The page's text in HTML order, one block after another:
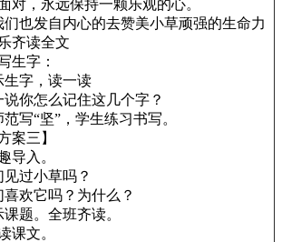
对，永远保持一颗乐观的心。
们也发自内心的去赞美小草顽强的生命力
齐读全文
生字：
生字，读一读
说你怎么记住这几个字？
写“坚”，学生练习书写。
案三】
导入。
见过小草吗？
喜欢它吗？为什么？
题。全班齐读。
课文。